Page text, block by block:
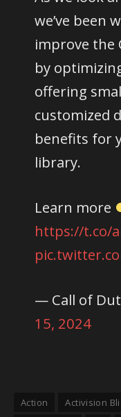
we’ve been
improve the
by
offering
customized
benefits for
library.
Learn more
https://t.co/
— Call of
15, 2024
Action Activision